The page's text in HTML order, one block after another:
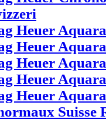
Heuer
Heuer
Heuer
Heuer
Heuer
Suisse